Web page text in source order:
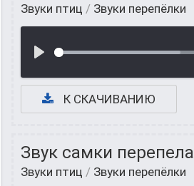
Звуки птиц / Звуки перепёлки
К СКАЧИВАНИЮ
Звук самки перепела
Звуки птиц / Звуки перепёлки